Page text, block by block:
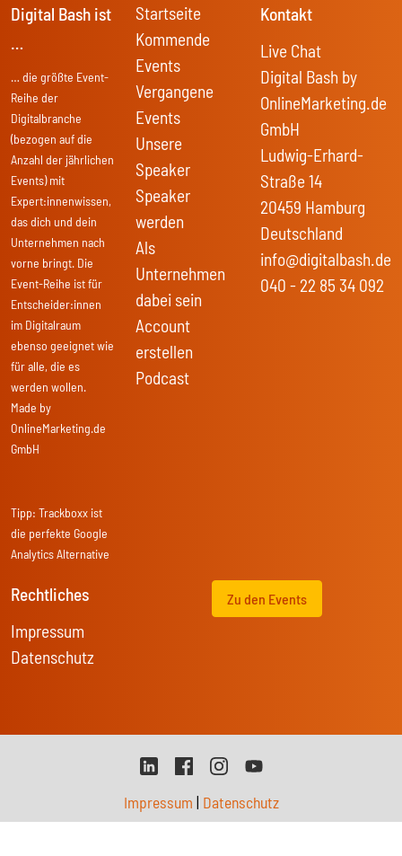
Digital Bash ist
…
… die größte Event-
Reihe der
Digitalbranche
(bezogen auf die
Anzahl der jährlichen
Events) mit
Expert:innenwissen,
das dich und dein
Unternehmen nach
vorne bringt. Die
Event-Reihe ist für
Entscheider:innen
im Digitalraum
ebenso geeignet wie
für alle, die es
werden wollen.
Made by
OnlineMarketing.de
GmbH
Tipp: Trackboxx ist
die perfekte Google
Analytics Alternative
Startseite
Kommende
Events
Vergangene
Events
Unsere
Speaker
Speaker
werden
Als
Unternehmen
dabei sein
Account
erstellen
Podcast
Kontakt
Live Chat
Digital Bash by
OnlineMarketing.de
GmbH
Ludwig-Erhard-
Straße 14
20459 Hamburg
Deutschland
info@digitalbash.de
040 - 22 85 34 092
Rechtliches
Impressum
Datenschutz
Zu den Events
Impressum | Datenschutz